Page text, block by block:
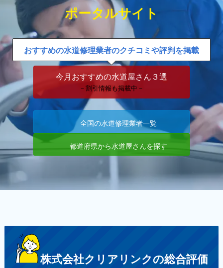
ポータルサイト
おすすめの水道修理業者のクチコミや評判を掲載
今月おすすめの水道屋さん３選
－割引情報も掲載中－
全国の水道修理業者一覧
都道府県から水道屋さんを探す
株式会社クリアリンクの総合評価